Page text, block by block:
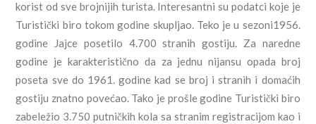
korist od sve brojnijih turista. Interesantni su podatci koje je
Turistički biro tokom godine skupljao. Teko je u sezoni1956.
godine Jajce posetilo 4.700 stranih gostiju. Za naredne
godine je karakteristično da za jednu nijansu opada broj
poseta sve do 1961. godine kad se broj i stranih i domaćih
gostiju znatno povećao. Tako je prošle godine Turistički biro
zabeležio 3.750 putničkih kola sa stranim registracijom kao i